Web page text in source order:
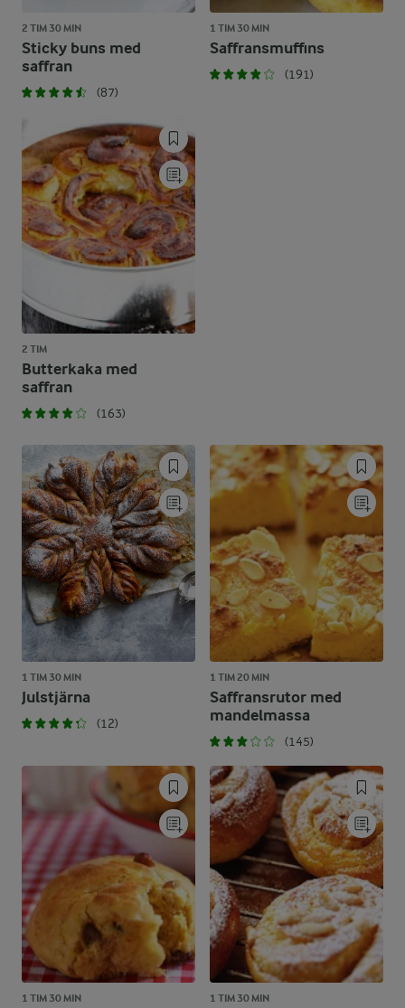
2 TIM 30 MIN
Sticky buns med
saffran
(87)
1 TIM 30 MIN
Saffransmuffins
(191)
2 TIM
Butterkaka med
saffran
(163)
1 TIM 30 MIN
Julstjärna
(12)
1 TIM 20 MIN
Saffransrutor med
mandelmassa
(145)
1 TIM 30 MIN 1 TIM 30 MIN